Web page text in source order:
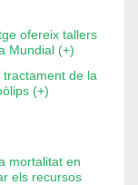
ofereix tallers
Mundial (+)
de la
(+)
mortalitat en
els recursos